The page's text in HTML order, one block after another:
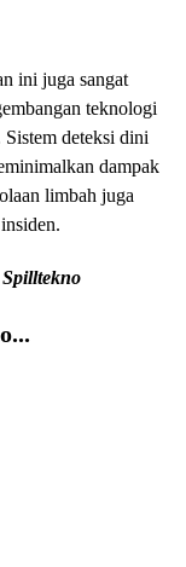
ini juga sangat
teknologi
deteksi dini
dampak
limbah juga
Spilltekno